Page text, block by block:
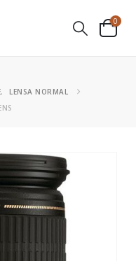
0
,
LENSA NORMAL